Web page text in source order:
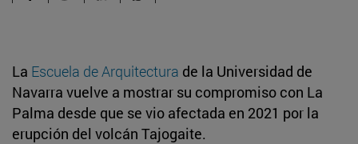
La Escuela de Arquitectura de la Universidad de
Navarra vuelve a mostrar su compromiso con La
Palma desde que se vio afectada en 2021 por la
erupción del volcán Tajogaite.